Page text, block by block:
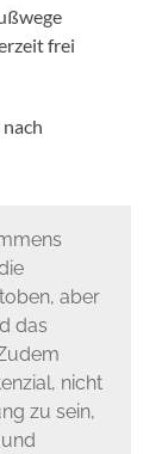
frei
aber
das
nicht
zu sein,